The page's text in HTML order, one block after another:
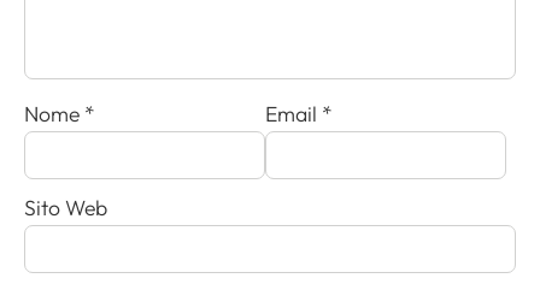
Nome * Email *
Sito Web